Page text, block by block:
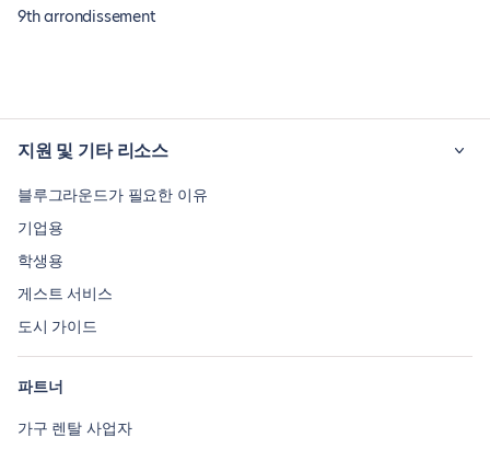
9th arrondissement
지원 및 기타 리소스
블루그라운드가 필요한 이유
기업용
학생용
게스트 서비스
도시 가이드
파트너
가구 렌탈 사업자